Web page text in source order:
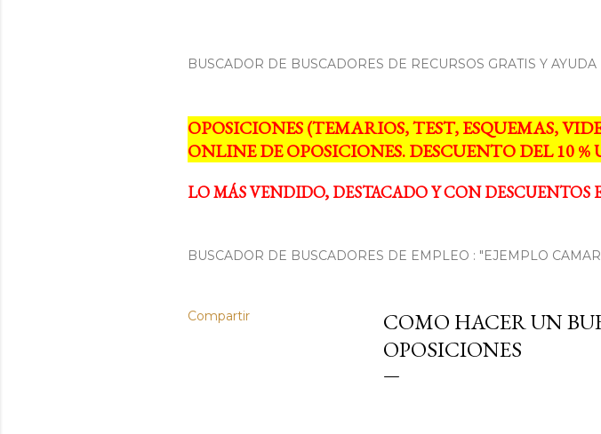
BUSCADOR DE BUSCADORES DE RECURSOS GRATIS Y
OPOSICIONES (TEMARIOS, TEST, ESQUEMAS,
ONLINE DE OPOSICIONES. DESCUENTO DEL 10
LO MÁS VENDIDO, DESTACADO Y CON DESCUENTOS
BUSCADOR DE BUSCADORES DE EMPLEO : "EJEMPLO
Compartir
COMO HACER UN
OPOSICIONES